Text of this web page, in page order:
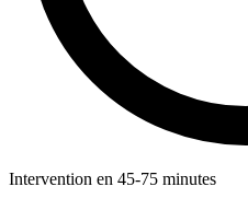
Intervention en 45-75 minutes